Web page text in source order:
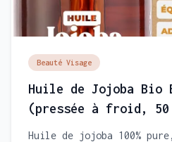
Beauté Visage
Huile de Jojoba Bio
(pressée à froid, 50
Huile de jojoba 100%